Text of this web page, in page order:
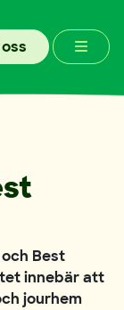
Menu
Best
innebär att
jourhem